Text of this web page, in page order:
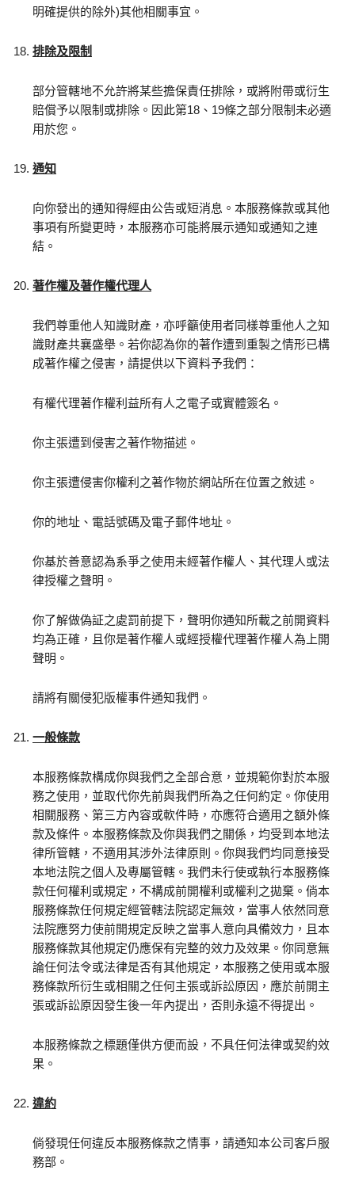
明確提供的除外)其他相關事宜。
排除及限制
部分管轄地不允許將某些擔保責任排除，或將附帶或衍生
賠償予以限制或排除。因此第18、19條之部分限制未必適
用於您。
通知
向你發出的通知得經由公告或短消息。本服務條款或其他
事項有所變更時，本服務亦可能將展示通知或通知之連
結。
著作權及著作權代理人
我們尊重他人知識財產，亦呼籲使用者同樣尊重他人之知
識財產共襄盛舉。若你認為你的著作遭到重製之情形已構
成著作權之侵害，請提供以下資料予我們：
有權代理著作權利益所有人之電子或實體簽名。
你主張遭到侵害之著作物描述。
你主張遭侵害你權利之著作物於網站所在位置之敘述。
你的地址、電話號碼及電子郵件地址。
你基於善意認為系爭之使用未經著作權人、其代理人或法
律授權之聲明。
你了解做偽証之處罰前提下，聲明你通知所載之前開資料
均為正確，且你是著作權人或經授權代理著作權人為上開
聲明。
請將有關侵犯版權事件通知我們。
一般條款
本服務條款構成你與我們之全部合意，並規範你對於本服
務之使用，並取代你先前與我們所為之任何約定。你使用
相關服務、第三方內容或軟件時，亦應符合適用之額外條
款及條件。本服務條款及你與我們之關係，均受到本地法
律所管轄，不適用其涉外法律原則。你與我們均同意接受
本地法院之個人及專屬管轄。我們未行使或執行本服務條
款任何權利或規定，不構成前開權利或權利之拋棄。倘本
服務條款任何規定經管轄法院認定無效，當事人依然同意
法院應努力使前開規定反映之當事人意向具備效力，且本
服務條款其他規定仍應保有完整的效力及效果。你同意無
論任何法令或法律是否有其他規定，本服務之使用或本服
務條款所衍生或相關之任何主張或訴訟原因，應於前開主
張或訴訟原因發生後一年內提出，否則永遠不得提出。
本服務條款之標題僅供方便而設，不具任何法律或契約效
果。
違約
倘發現任何違反本服務條款之情事，請通知本公司客戶服
務部。